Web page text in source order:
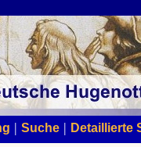
| Suche| Detaillierte